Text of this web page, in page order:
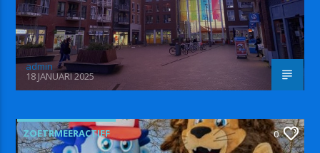
admin
18 JANUARI 2025
ZOETRMEERACTIEF 0